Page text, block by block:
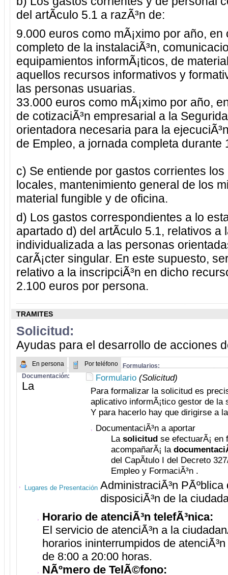
del artÃ­culo 5.1 a razÃ³n de:
9.000 euros como mÃ¡ximo por año,
completo de la instalaciÃ³n,
equipamientos informÃ¡ticos, de
aquellos recursos informativos y
las personas usuarias.
33.000 euros como mÃ¡ximo por año,
de cotizaciÃ³n empresarial a la
orientadora necesaria para la
de Empleo, a jornada completa durante
c) Se entiende por gastos corrientes
locales, mantenimiento general de los
material fungible y de oficina.
d) Los gastos correspondientes a lo
apartado d) del artÃ­culo 5.1, relativos a
individualizada a las personas
carÃ¡cter singular. En este supuesto,
relativo a la inscripciÃ³n en dicho
2.100 euros por persona.
TRAMITES
Solicitud:
Ayudas para el desarrollo de acciones
En persona Por teléfono Formularios:
Formulario (Solicitud)
Para formalizar la solicitud es
aplicativo informÃ¡tico gestor de
Y para hacerlo hay que dirigirse a
Documentación:
DocumentaciÃ³n a aportar
Lasolicitudse efectuarÃ¡
acompañarÃ¡ la
del CapÃ­tulo I del Decreto
Empleo y FormaciÃ³n .
Lugares de Presentación
La
AdministraciÃ³n
disposiciÃ³n de la
Horario de atenciÃ³n telefÃ³nica:
El servicio de atenciÃ³n a la
horarios ininterrumpidos de
de 8:00 a 20:00 horas.
NÃºmero de TelÃ©fono: